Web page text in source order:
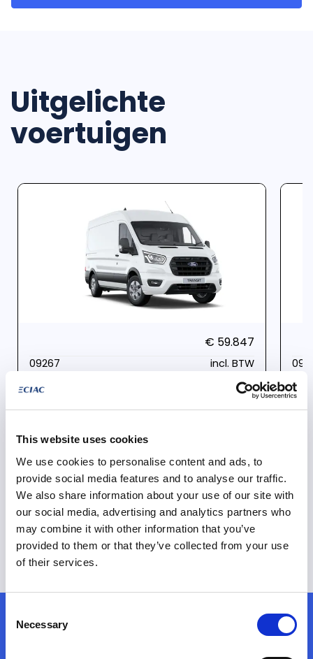
This website uses cookies
We use cookies to personalise content and ads, to
provide social media features and to analyse our traffic.
We also share information about your use of our site with
our social media, advertising and analytics partners who
may combine it with other information that you’ve
provided to them or that they’ve collected from your use
of their services.
Selection
Necessary
Uitgelichte
voertuigen
€ 59.847
09267
incl. BTW
Alle wagens
Graag persoonlijk advies